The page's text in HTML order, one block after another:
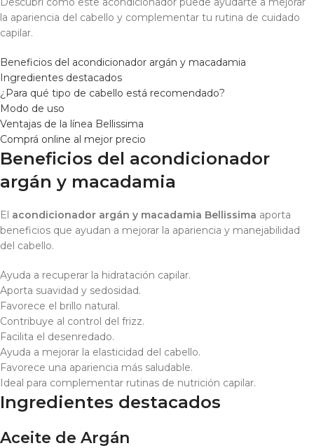
la apariencia del cabello y complementar tu rutina de cuidado
capilar.
Beneficios del acondicionador argán y macadamia
Ingredientes destacados
¿Para qué tipo de cabello está recomendado?
Modo de uso
Ventajas de la línea Bellissima
Comprá online al mejor precio
Beneficios del acondicionador
argán y macadamia
El acondicionador argán y macadamia Bellissima aporta
beneficios que ayudan a mejorar la apariencia y manejabilidad
del cabello.
Ayuda a recuperar la hidratación capilar.
Aporta suavidad y sedosidad.
Favorece el brillo natural.
Contribuye al control del frizz.
Facilita el desenredado.
Ayuda a mejorar la elasticidad del cabello.
Favorece una apariencia más saludable.
Ideal para complementar rutinas de nutrición capilar.
Ingredientes destacados
Aceite de Argán